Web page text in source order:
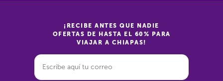
¡RECIBE ANTES QUE NADIE
OFERTAS DE HASTA EL 60% PARA
VIAJAR A CHIAPAS!